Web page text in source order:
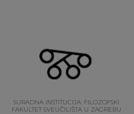
SURADNA INSTITUCIJA: FILOZOFSKI
FAKULTET SVEUČILIŠTA U ZAGREBU